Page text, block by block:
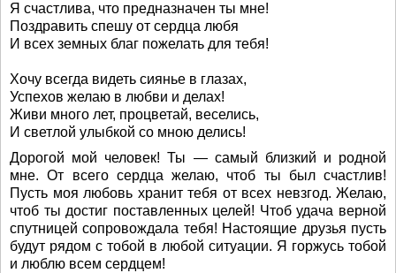
Я счастлива, что предназначен ты мне!
Поздравить спешу от сердца любя
И всех земных благ пожелать для тебя!
Хочу всегда видеть сиянье в глазах,
Успехов желаю в любви и делах!
Живи много лет, процветай, веселись,
И светлой улыбкой со мною делись!
Дорогой мой человек! Ты — самый близкий и родной
мне. От всего сердца желаю, чтоб ты был счастлив!
Пусть моя любовь хранит тебя от всех невзгод. Желаю,
чтоб ты достиг поставленных целей! Чтоб удача верной
спутницей сопровождала тебя! Настоящие друзья пусть
будут рядом с тобой в любой ситуации. Я горжусь тобой
и люблю всем сердцем!